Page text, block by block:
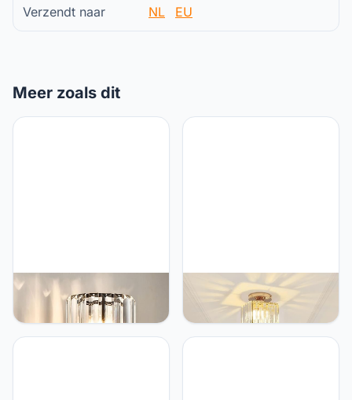
Verzendt naar NL EU
Meer zoals dit
Sxtiger Retro kristallen
wandlamp voor binnen,
E27 moderne slaapkamer
wandlamp led kristallen
Sxtiger Moderne Kristallen
Plafondlamp, Mini Gouden
Kristallen Plafondlamp E27
Vierkante Lampenkap